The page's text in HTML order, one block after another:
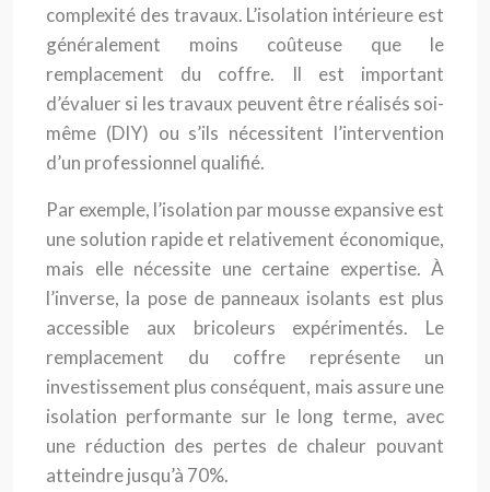
complexité des travaux. L’isolation intérieure est
généralement moins coûteuse que le
remplacement du coffre. Il est important
d’évaluer si les travaux peuvent être réalisés soi-
même (DIY) ou s’ils nécessitent l’intervention
d’un professionnel qualifié.
Par exemple, l’isolation par mousse expansive est
une solution rapide et relativement économique,
mais elle nécessite une certaine expertise. À
l’inverse, la pose de panneaux isolants est plus
accessible aux bricoleurs expérimentés. Le
remplacement du coffre représente un
investissement plus conséquent, mais assure une
isolation performante sur le long terme, avec
une réduction des pertes de chaleur pouvant
atteindre jusqu’à 70%.